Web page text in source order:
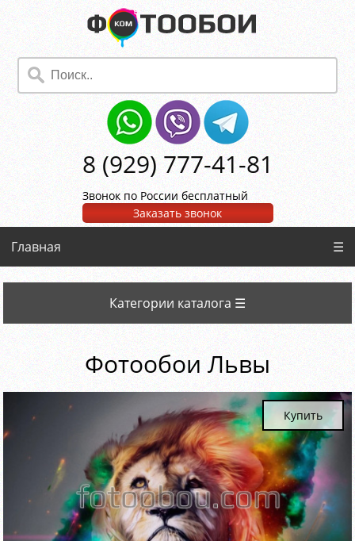
8 (929) 777-41-81
Звонок по России бесплатный
Заказать звонок
Главная ☰
Категории каталога ☰
Фотообои Львы
Купить